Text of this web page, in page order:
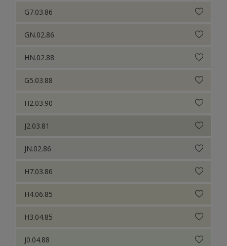
G7.03.86
GN.02.86
HN.02.88
G5.03.88
H2.03.90
J2.03.81
JN.02.86
H7.03.86
H4.06.85
H3.04.85
J0.04.88